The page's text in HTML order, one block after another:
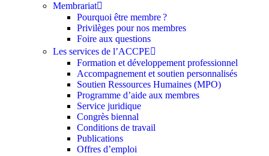
Membrariat
Pourquoi être membre ?​
Privilèges pour nos membres​
Foire aux questions
Les services de l’ACCPE
Formation et développement professionnel
Accompagnement et soutien personnalisés
Soutien Ressources Humaines (MPO)
Programme d’aide aux membres
Service juridique
Congrès biennal
Conditions de travail
Publications
Offres d’emploi